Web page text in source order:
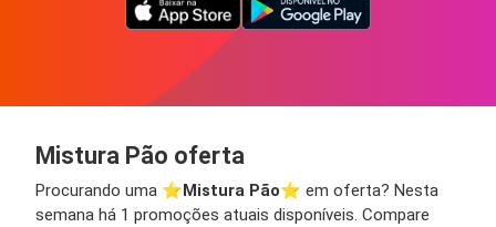
Mistura Pão oferta
Procurando uma ⭐️Mistura Pão⭐️ em oferta? Nesta
semana há 1 promoções atuais disponíveis. Compare